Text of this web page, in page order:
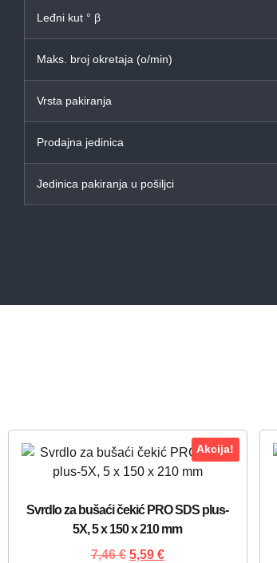
Leđni kut ° β
Maks. broj okretaja (o/min)
Vrsta pakiranja
Prodajna jedinica
Jedinica pakiranja u pošiljci
Akcija!
Svrdlo za bušaći čekić PRO SDS plus-
5X, 5 x 150 x 210 mm
7,46€ 5,59 €